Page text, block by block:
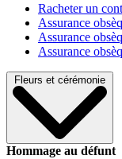
Racheter un
Assurance
Assurance
Assurance
Fleurs et cérémonie
Hommage au défunt